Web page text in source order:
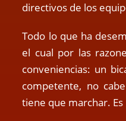
directivos de los
Todo lo que ha
el cual por las
conveniencias: un
competente, no
tiene que marchar.